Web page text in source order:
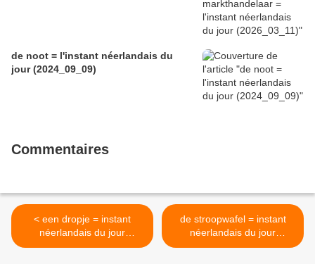
de noot = l'instant néerlandais du
jour (2024_09_09)
Commentaires
< een dropje = instant
néerlandais du jour
(2022_01_24)
de stroopwafel = instant
néerlandais du jour
(2022_01_26) >